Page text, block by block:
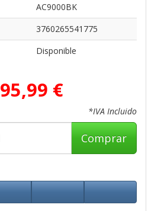
AC9000BK
3760265541775
Disponible
95,99 €
*IVA Incluido
Comprar